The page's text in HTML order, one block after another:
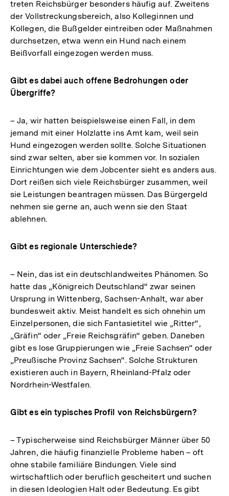
treten Reichsbürger besonders häufig auf. Zweitens
der Vollstreckungsbereich, also Kolleginnen und
Kollegen, die Bußgelder eintreiben oder Maßnahmen
durchsetzen, etwa wenn ein Hund nach einem
Beißvorfall eingezogen werden muss.
Gibt es dabei auch offene Bedrohungen oder
Übergriffe?
– Ja, wir hatten beispielsweise einen Fall, in dem
jemand mit einer Holzlatte ins Amt kam, weil sein
Hund eingezogen werden sollte. Solche Situationen
sind zwar selten, aber sie kommen vor. In sozialen
Einrichtungen wie dem Jobcenter sieht es anders aus.
Dort reißen sich viele Reichsbürger zusammen, weil
sie Leistungen beantragen müssen. Das Bürgergeld
nehmen sie gerne an, auch wenn sie den Staat
ablehnen.
Gibt es regionale Unterschiede?
– Nein, das ist ein deutschlandweites Phänomen. So
hatte das „Königreich Deutschland“ zwar seinen
Ursprung in Wittenberg, Sachsen-Anhalt, war aber
bundesweit aktiv. Meist handelt es sich ohnehin um
Einzelpersonen, die sich Fantasietitel wie „Ritter“,
„Gräfin“ oder „Freie Reichsgräfin“ geben. Daneben
gibt es lose Gruppierungen wie „Freie Sachsen“ oder
„Preußische Provinz Sachsen“. Solche Strukturen
existieren auch in Bayern, Rheinland-Pfalz oder
Nordrhein-Westfalen.
Gibt es ein typisches Profil von Reichsbürgern?
– Typischerweise sind Reichsbürger Männer über 50
Jahren, die häufig finanzielle Probleme haben – oft
ohne stabile familiäre Bindungen. Viele sind
wirtschaftlich oder beruflich gescheitert und suchen
in diesen Ideologien Halt oder Bedeutung. Es gibt